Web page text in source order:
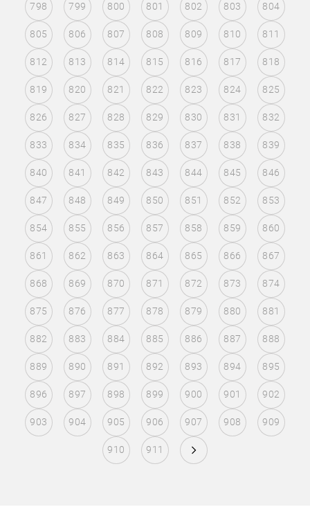
798 799 800 801 802 803 804
805 806 807 808 809 810 811
812 813 814 815 816 817 818
819 820 821 822 823 824 825
826 827 828 829 830 831 832
833 834 835 836 837 838 839
840 841 842 843 844 845 846
847 848 849 850 851 852 853
854 855 856 857 858 859 860
861 862 863 864 865 866 867
868 869 870 871 872 873 874
875 876 877 878 879 880 881
882 883 884 885 886 887 888
889 890 891 892 893 894 895
896 897 898 899 900 901 902
903 904 905 906 907 908 909
910 911